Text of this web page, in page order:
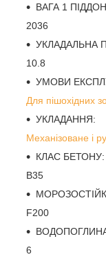
ВАГА 1
2036
УКЛАДАЛЬНА
10.8
УМОВИ
Для пішохідних
УКЛАДАННЯ:
Механізоване і
КЛАС БЕТОНУ:
B35
F200
6